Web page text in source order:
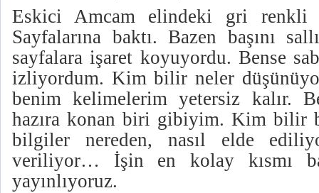
Eskici Amcam elindeki gri renkli
Sayfalarına baktı. Bazen başını
sayfalara işaret koyuyordu. Bense
izliyordum. Kim bilir neler
benim kelimelerim yetersiz kalır.
hazıra konan biri gibiyim. Kim bilir
bilgiler nereden, nasıl elde
veriliyor… İşin en kolay kısmı
yayınlıyoruz.